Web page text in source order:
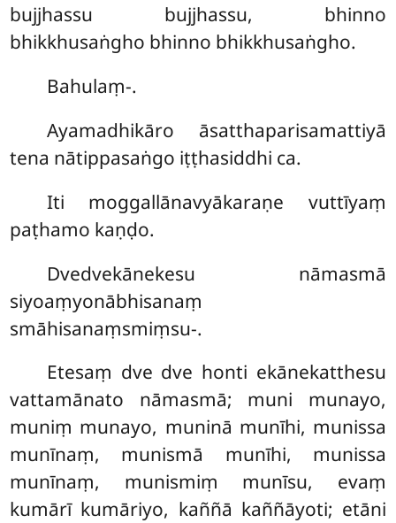
bujjhassu bujjhassu, bhinno
bhikkhusaṅgho bhinno bhikkhusaṅgho.
Bahulaṃ-.
Ayamadhikāro āsatthaparisamattiyā
tena nātippasaṅgo iṭṭhasiddhi ca.
Iti moggallānavyākaraṇe vuttīyaṃ
paṭhamo kaṇḍo.
Dvedvekānekesu nāmasmā
siyoaṃyonābhisanaṃ
smāhisanaṃsmiṃsu-.
Etesaṃ dve dve honti ekānekatthesu
vattamānato nāmasmā; muni munayo,
muniṃ munayo, muninā munīhi, munissa
munīnaṃ, munismā munīhi, munissa
munīnaṃ, munismiṃ munīsu, evaṃ
kumārī kumāriyo, kaññā kaññāyoti; etāni